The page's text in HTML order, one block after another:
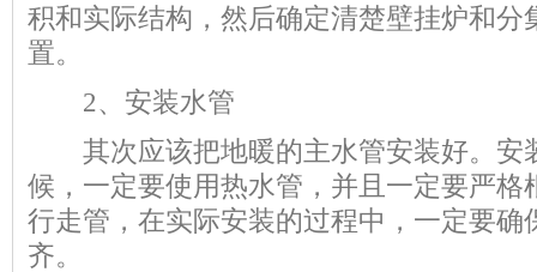
积和实际结构，然后确定清楚壁挂炉和分
置。
2、安装水管
其次应该把地暖的主水管安装好。安
候，一定要使用热水管，并且一定要严格
行走管，在实际安装的过程中，一定要确
齐。